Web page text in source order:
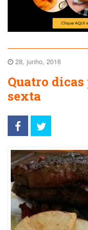
28, junho, 2016
Quatro
sexta